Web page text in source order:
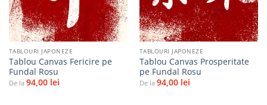
TABLOURI JAPONEZE
Tablou Canvas Fericire pe
Fundal Rosu
De la 94,00 lei
TABLOURI JAPONEZE
Tablou Canvas Prosperitate
pe Fundal Rosu
De la 94,00 lei